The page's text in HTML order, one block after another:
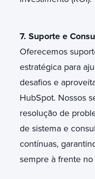
7. Suporte e
Oferecemos
estratégica para
desafios e
HubSpot. Nossos
resolução de
de sistema e
contínuas,
sempre à frente